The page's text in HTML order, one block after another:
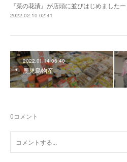
『菜の花漬』が店頭に並びはじめました
2022.02.10 02:41
2022.01.14 06:40
鹿児島物産
0コメント